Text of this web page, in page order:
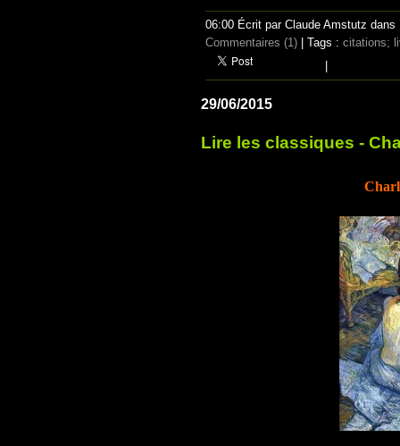
06:00 Écrit par Claude Amstutz dans
Commentaires (1) | Tags : citations;
29/06/2015
Lire les classiques -